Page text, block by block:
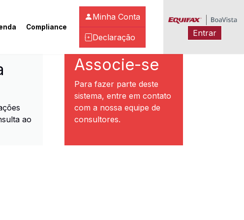
Compliance
Minha Conta
Declaração Entrar
Ribeirão Preto
ao
Associe-se
Para fazer parte deste
sistema, entre em contato
com a nossa equipe de
consultores.